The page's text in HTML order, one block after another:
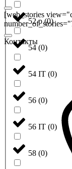
52 р (0)
54 (0)
54 IT (0)
56 (0)
56 IT (0)
58 (0)
[web_stories
Контакты